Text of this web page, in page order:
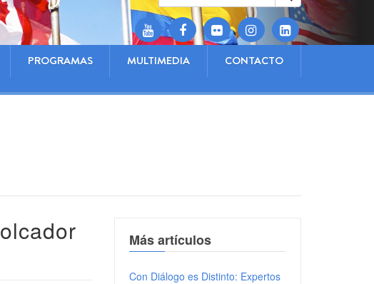
PROGRAMAS MULTIMEDIA CONTACTO
Más artículos
Con Diálogo es Distinto: Expertos